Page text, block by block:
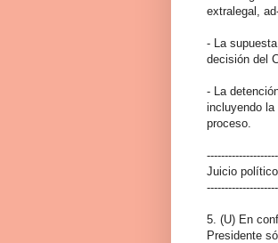
extralegal,
- La
decisión del
- La
incluyendo la
proceso.
Juicio
5. (U) En
Presidente